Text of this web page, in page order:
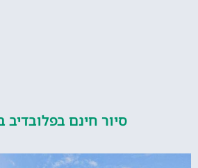
סיור חינם בפלובדיב בולגריה